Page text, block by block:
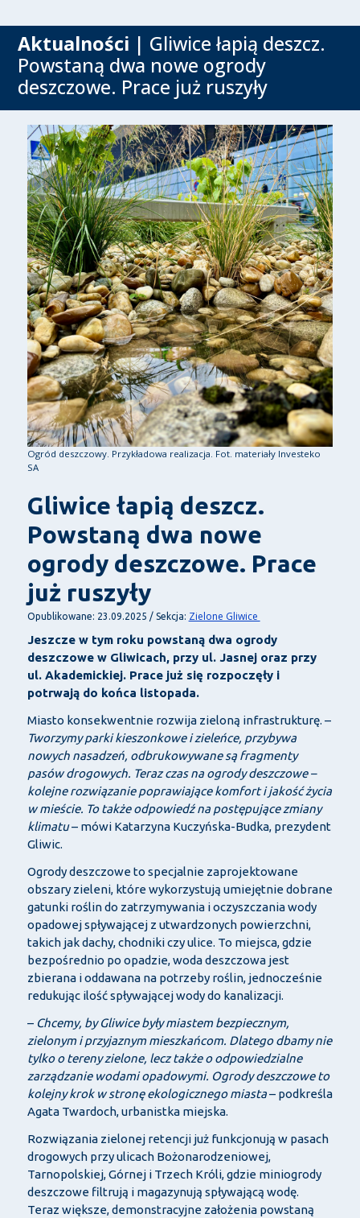
Aktualności | Gliwice łapią deszcz.
Powstaną dwa nowe ogrody
deszczowe. Prace już ruszyły
Ogród deszczowy. Przykładowa realizacja. Fot. materiały Investeko
SA
Gliwice łapią deszcz.
Powstaną dwa nowe
ogrody deszczowe. Prace
już ruszyły
Opublikowane: 23.09.2025 / Sekcja: Zielone Gliwice
Jeszcze w tym roku powstaną dwa ogrody
deszczowe w Gliwicach, przy ul. Jasnej oraz przy
ul. Akademickiej. Prace już się rozpoczęły i
potrwają do końca listopada.
Miasto konsekwentnie rozwija zieloną infrastrukturę. –
Tworzymy parki kieszonkowe i zieleńce, przybywa
nowych nasadzeń, odbrukowywane są fragmenty
pasów drogowych. Teraz czas na ogrody deszczowe –
kolejne rozwiązanie poprawiające komfort i jakość życia
w mieście. To także odpowiedź na postępujące zmiany
klimatu– mówi Katarzyna Kuczyńska-Budka, prezydent
Gliwic.
Ogrody deszczowe to specjalnie zaprojektowane
obszary zieleni, które wykorzystują umiejętnie dobrane
gatunki roślin do zatrzymywania i oczyszczania wody
opadowej spływającej z utwardzonych powierzchni,
takich jak dachy, chodniki czy ulice. To miejsca, gdzie
bezpośrednio po opadzie, woda deszczowa jest
zbierana i oddawana na potrzeby roślin, jednocześnie
redukując ilość spływającej wody do kanalizacji.
– Chcemy, by Gliwice były miastem bezpiecznym,
zielonym i przyjaznym mieszkańcom. Dlatego dbamy nie
tylko o tereny zielone, lecz także o odpowiedzialne
zarządzanie wodami opadowymi. Ogrody deszczowe to
kolejny krok w stronę ekologicznego miasta– podkreśla
Agata Twardoch, urbanistka miejska.
Rozwiązania zielonej retencji już funkcjonują w pasach
drogowych przy ulicach Bożonarodzeniowej,
Tarnopolskiej, Górnej i Trzech Króli, gdzie miniogrody
deszczowe filtrują i magazynują spływającą wodę.
Teraz większe, demonstracyjne założenia powstaną